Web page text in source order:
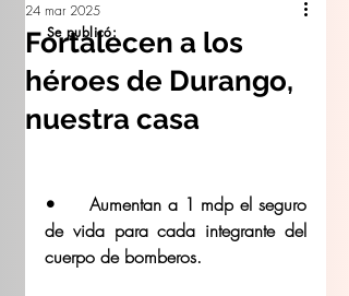
Fortalecen a los
héroes de Durango,
nuestra casa
24 mar 2025
•	Aumentan a 1 mdp el seguro
de vida para cada integrante del
cuerpo de bomberos.
Se publicó: